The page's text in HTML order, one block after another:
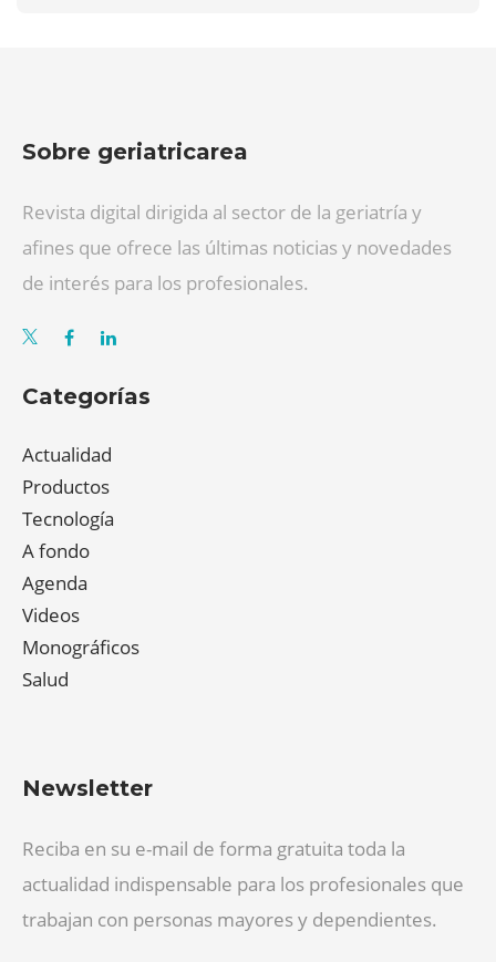
Sobre geriatricarea
Revista digital dirigida al sector de la geriatría y
afines que ofrece las últimas noticias y novedades
de interés para los profesionales.
Categorías
Actualidad
Productos
Tecnología
A fondo
Agenda
Videos
Monográficos
Salud
Newsletter
Reciba en su e-mail de forma gratuita toda la
actualidad indispensable para los profesionales que
trabajan con personas mayores y dependientes.